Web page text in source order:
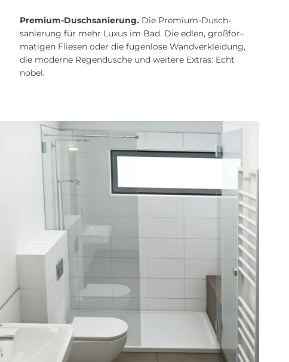
Premium-Duschsanierung. Die Premium-Dusch­
sanierung für mehr Luxus im Bad. Die ed­len, groß­for­
mat­igen Fliesen oder die fu­gen­lose Wand­ver­kleidung,
die mo­derne Re­gen­dusche und wei­tere Ex­tras: Echt
nobel.